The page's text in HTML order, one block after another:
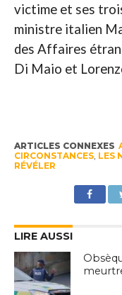
victime et ses
ministre italien
des Affaires
Di Maio et
ARTICLES CONNEXES
CIRCONSTANCES, LES
RÉVÉLER
LIRE AUSSI